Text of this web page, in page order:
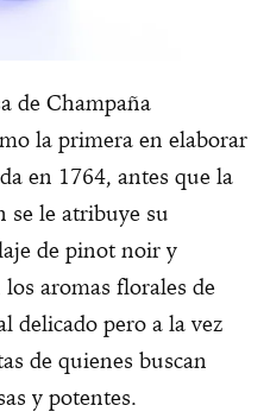
de Champaña
la primera en elaborar
en 1764, antes que la
se le atribuye su
de pinot noir y
aromas florales de
delicado pero a la vez
de quienes buscan
y potentes.